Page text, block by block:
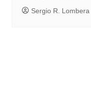
Sergio R. Lombera